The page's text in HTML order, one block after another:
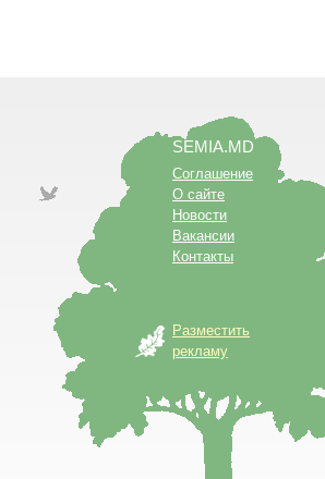
SEMIA.MD
Соглашение
О сайте
Новости
Вакансии
Контакты
Разместить
рекламу